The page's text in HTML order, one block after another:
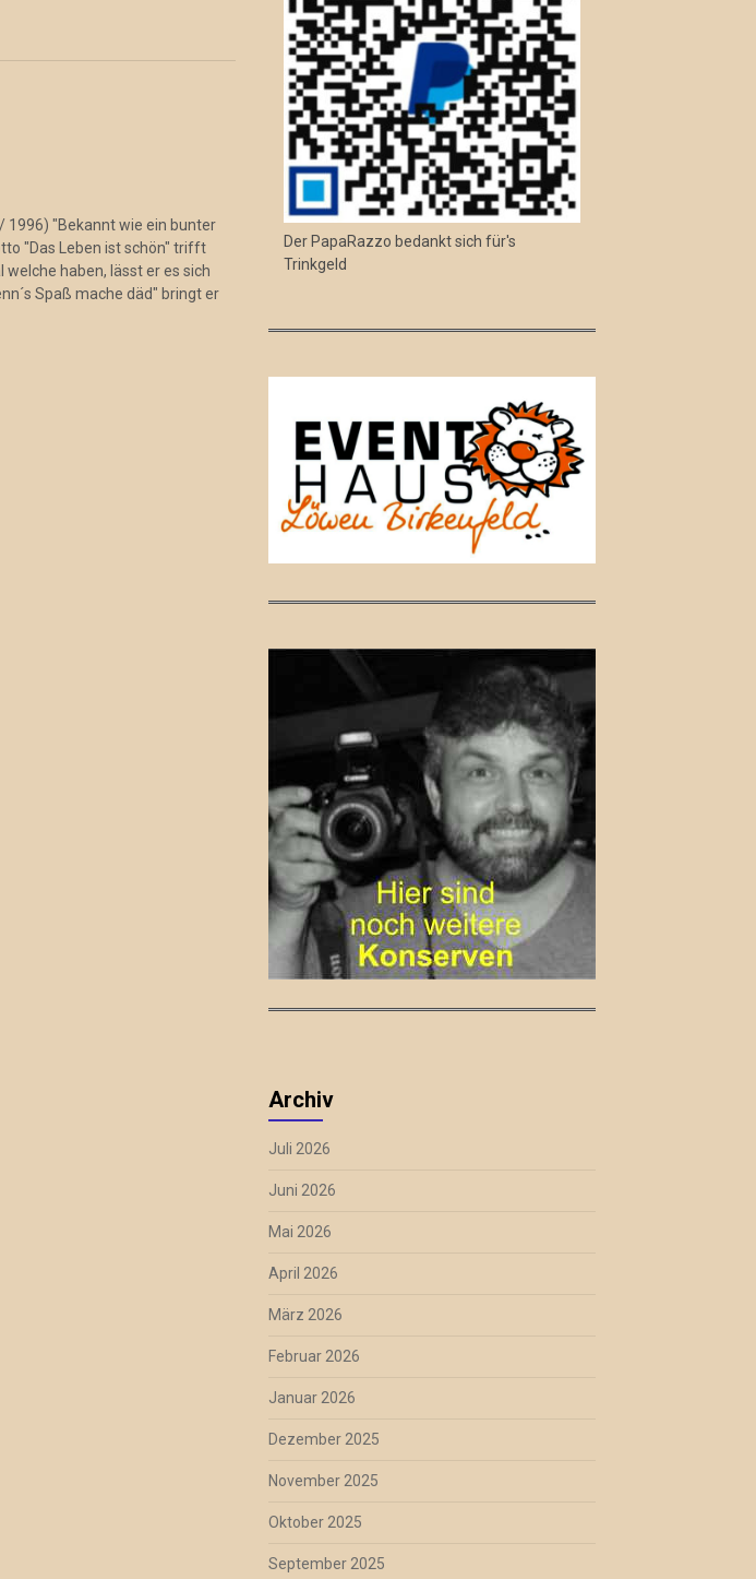
1996) "Bekannt wie ein bunter
"Das Leben ist schön" trifft
haben, lässt er es sich
Spaß mache däd" bringt er
Der PapaRazzo bedankt sich für's
Trinkgeld
Archiv
Juli 2026
Juni 2026
Mai 2026
April 2026
März 2026
Februar 2026
Januar 2026
Dezember 2025
November 2025
Oktober 2025
September 2025